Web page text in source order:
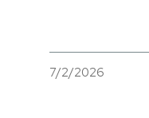
7/2/2026